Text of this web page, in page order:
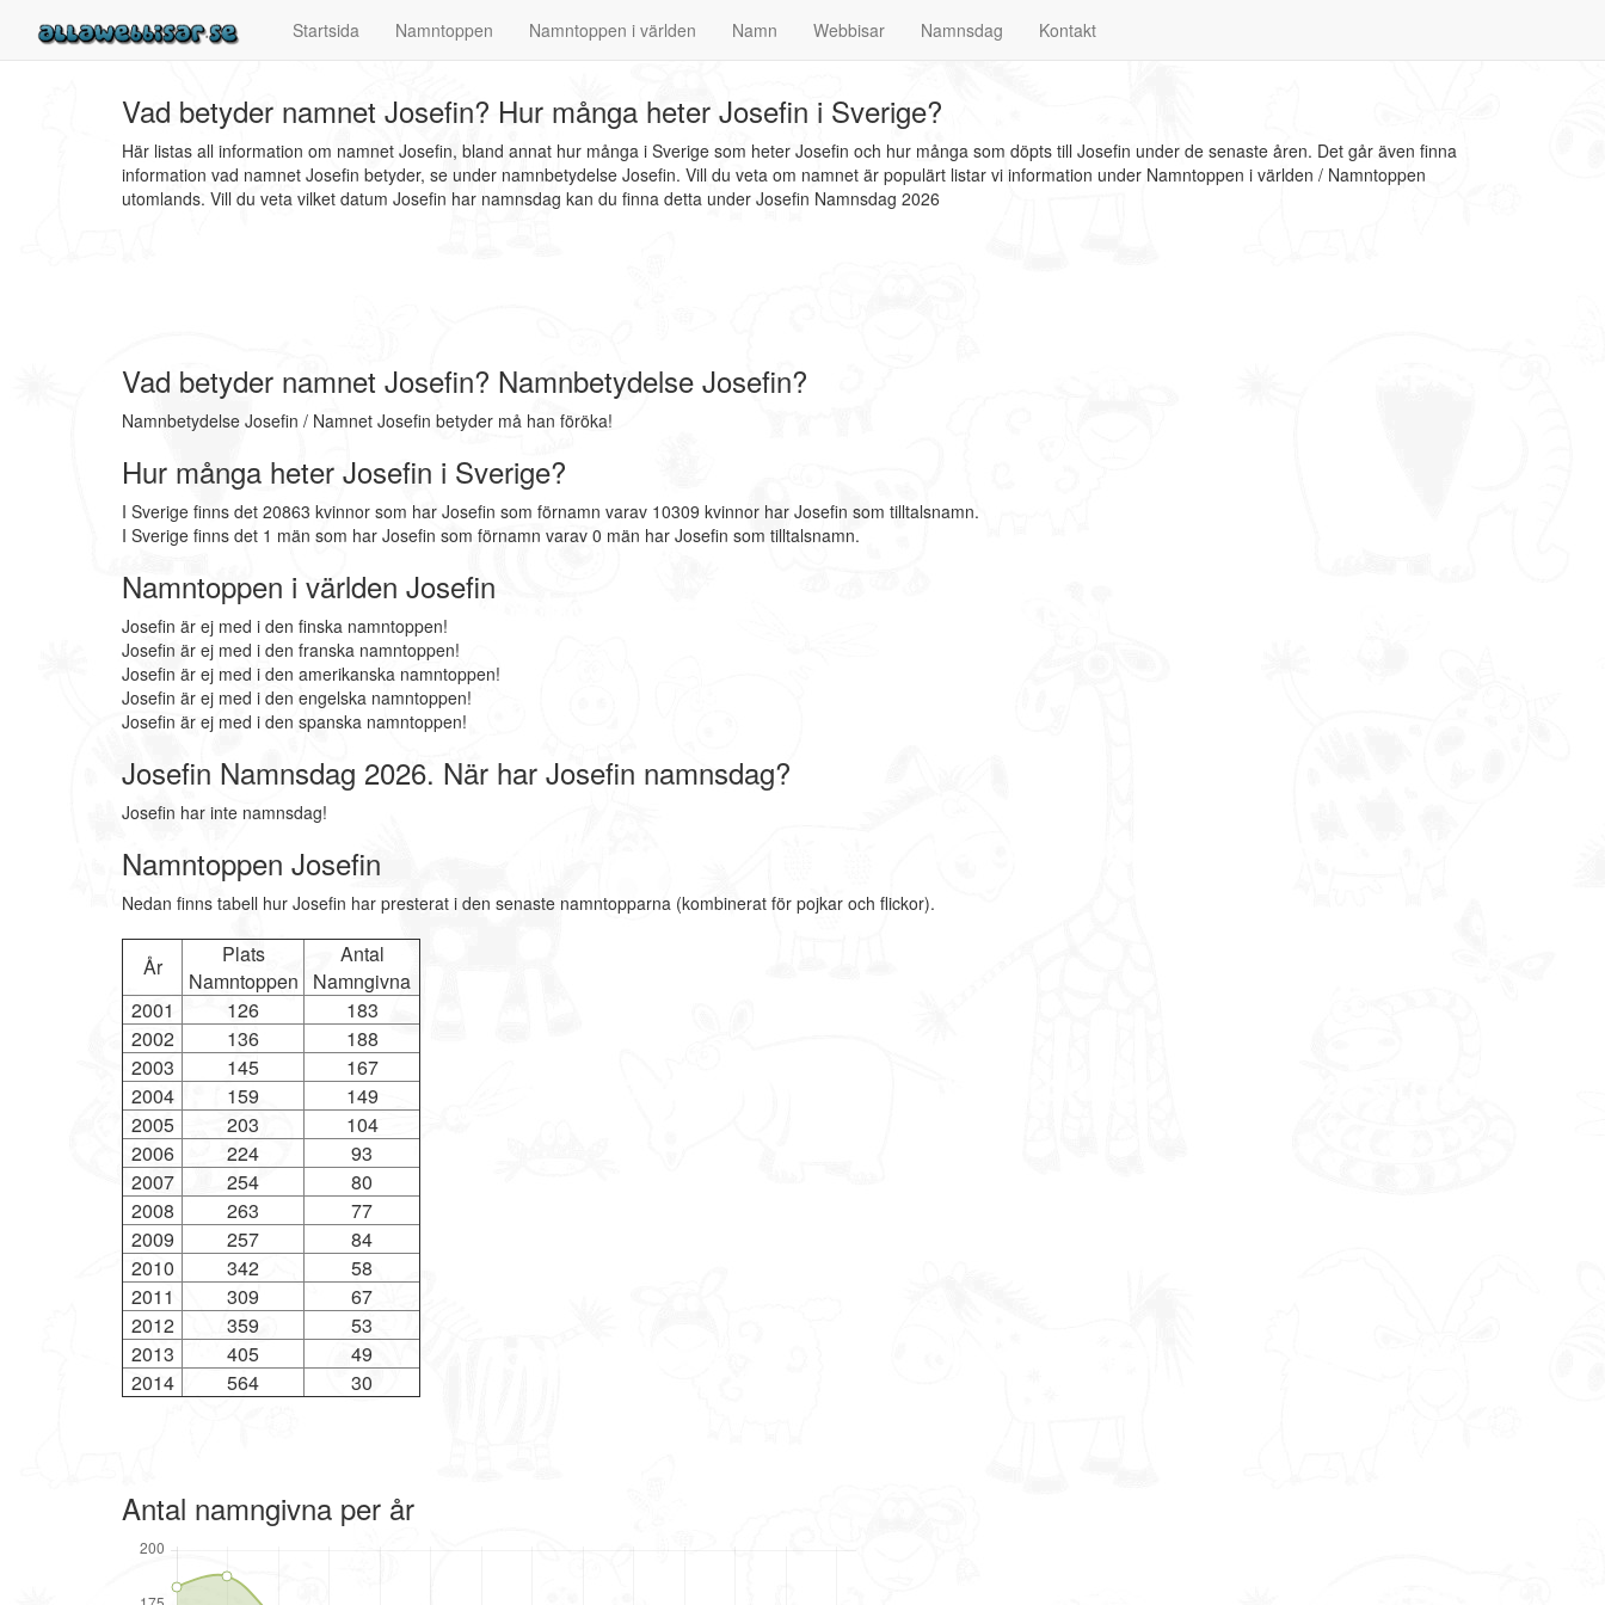
Startsida Namntoppen Namntoppen i världen Namn Webbisar Namnsdag Kontakt
Vad betyder namnet Josefin? Hur många heter Josefin i Sverige?
Här listas all information om namnet Josefin, bland annat hur många i Sverige som heter Josefin och hur många som döpts till Josefin under de senaste åren. Det går även finna
information vad namnet Josefin betyder, se under namnbetydelse Josefin. Vill du veta om namnet är populärt listar vi information under Namntoppen i världen / Namntoppen
utomlands. Vill du veta vilket datum Josefin har namnsdag kan du finna detta under Josefin Namnsdag 2026
Vad betyder namnet Josefin? Namnbetydelse Josefin?
Namnbetydelse Josefin / Namnet Josefin betyder må han föröka!
Hur många heter Josefin i Sverige?
I Sverige finns det 20863 kvinnor som har Josefin som förnamn varav 10309 kvinnor har Josefin som tilltalsnamn.
I Sverige finns det 1 män som har Josefin som förnamn varav 0 män har Josefin som tilltalsnamn.
Namntoppen i världen Josefin
Josefin är ej med i den finska namntoppen!
Josefin är ej med i den franska namntoppen!
Josefin är ej med i den amerikanska namntoppen!
Josefin är ej med i den engelska namntoppen!
Josefin är ej med i den spanska namntoppen!
Josefin Namnsdag 2026. När har Josefin namnsdag?
Josefin har inte namnsdag!
Namntoppen Josefin
Nedan finns tabell hur Josefin har presterat i den senaste namntopparna (kombinerat för pojkar och flickor).
År
Plats
Namntoppen
Antal
Namngivna
2001
126
183
2002
136
188
2003
145
167
2004
159
149
2005
203
104
2006
224
93
2007
254
80
2008
263
77
2009
257
84
2010
342
58
2011
309
67
2012
359
53
2013
405
49
2014
564 30
Antal namngivna per år